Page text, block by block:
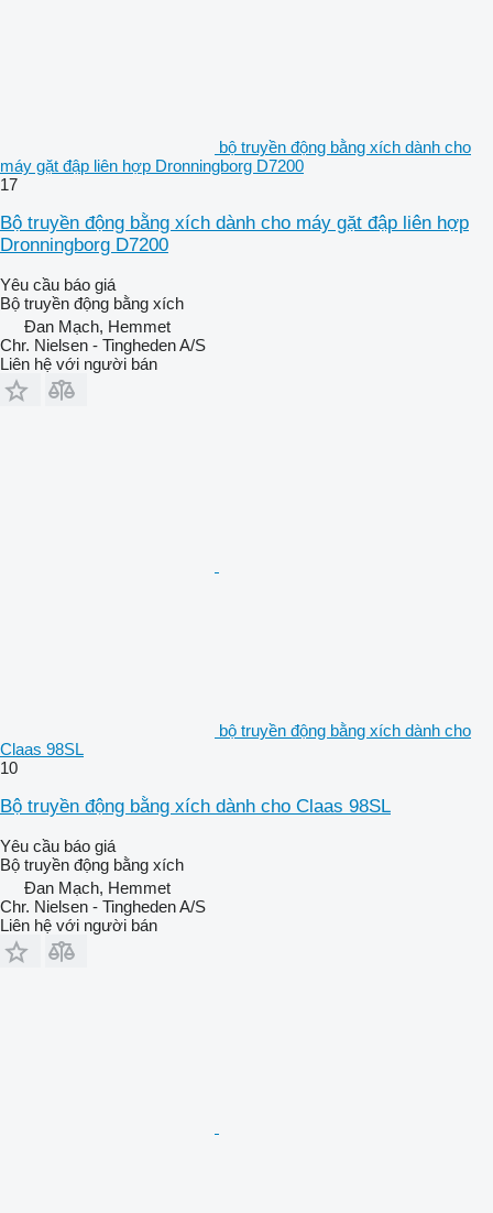
bộ truyền động bằng xích dành cho
máy gặt đập liên hợp Dronningborg D7200
17
Bộ truyền động bằng xích dành cho máy gặt đập liên hợp
Dronningborg D7200
Yêu cầu báo giá
Bộ truyền động bằng xích
Đan Mạch, Hemmet
Chr. Nielsen - Tingheden A/S
Liên hệ với người bán
bộ truyền động bằng xích dành cho
Claas 98SL
10
Bộ truyền động bằng xích dành cho Claas 98SL
Yêu cầu báo giá
Bộ truyền động bằng xích
Đan Mạch, Hemmet
Chr. Nielsen - Tingheden A/S
Liên hệ với người bán